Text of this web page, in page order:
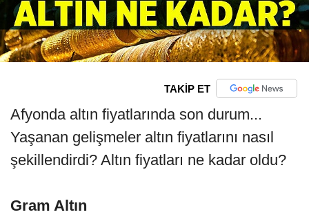
TAKİP ET
Afyonda altın fiyatlarında son durum...
Yaşanan gelişmeler altın fiyatlarını nasıl
şekillendirdi? Altın fiyatları ne kadar oldu?
Gram Altın